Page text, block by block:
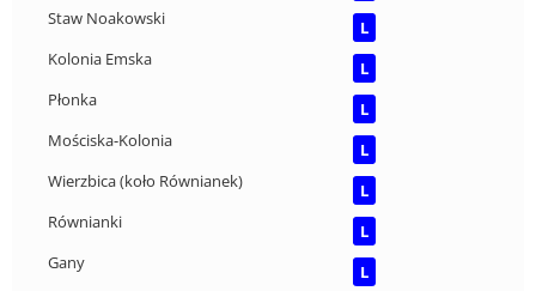
Staw Noakowski
L
Kolonia Emska
L
Płonka
L
Mościska-Kolonia
L
Wierzbica (koło Równianek)
L
Równianki
L
Gany
L